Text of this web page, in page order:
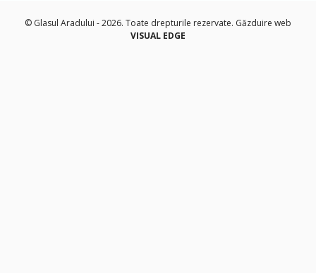
© Glasul Aradului - 2026. Toate drepturile rezervate. Găzduire web
VISUAL EDGE